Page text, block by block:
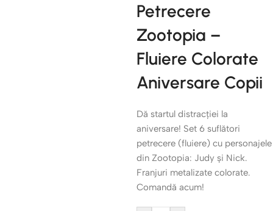
Petrecere
Zootopia –
Fluiere Colorate
Aniversare Copii
Dă startul distracției la
aniversare! Set 6 suflători
petrecere (fluiere) cu personajele
din Zootopia: Judy și Nick.
Franjuri metalizate colorate.
Comandă acum!